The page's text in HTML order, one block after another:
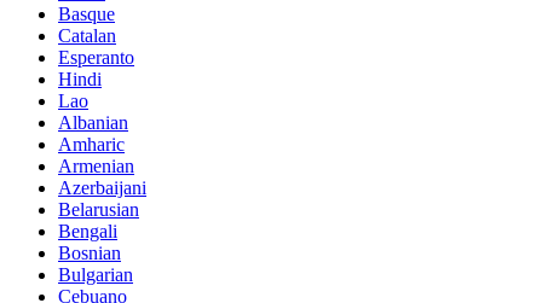
Basque
Catalan
Esperanto
Hindi
Lao
Albanian
Amharic
Armenian
Azerbaijani
Belarusian
Bengali
Bosnian
Bulgarian
Cebuano